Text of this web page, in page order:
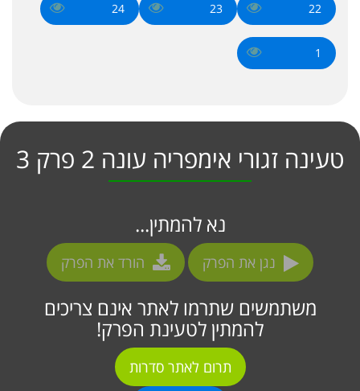
22
23
24
1
טעינה זגורי אימפריה עונה 2 פרק 3
נא להמתין...
נגן את הפרק הורד את הפרק
משתמשים שתרמו לאתר אינם צריכים
להמתין לטעינת הפרק!
תרום לאתר סדרות